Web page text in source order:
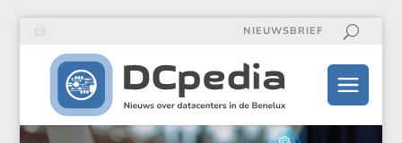
NIEUWSBRIEF